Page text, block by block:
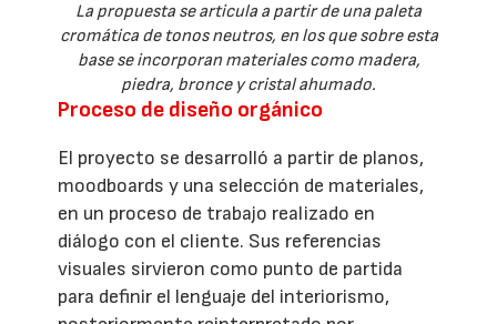
La propuesta se articula a partir de una paleta
cromática de tonos neutros, en los que sobre esta
base se incorporan materiales como madera,
piedra, bronce y cristal ahumado.
Proceso de diseño orgánico
El proyecto se desarrolló a partir de planos,
moodboards y una selección de materiales,
en un proceso de trabajo realizado en
diálogo con el cliente. Sus referencias
visuales sirvieron como punto de partida
para definir el lenguaje del interiorismo,